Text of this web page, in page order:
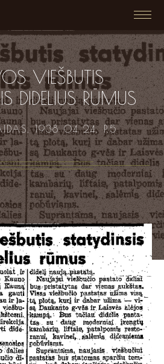
VIEŠBUTIS
DIDELIUS RŪMUS
1938 04 24. P.5